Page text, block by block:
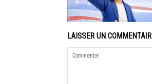
LAISSER UN